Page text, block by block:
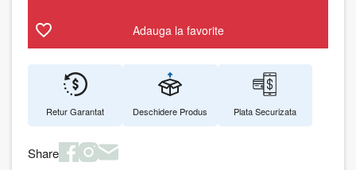
Adauga la favorite
Retur Garantat Deschidere Produs Plata Securizata
Share